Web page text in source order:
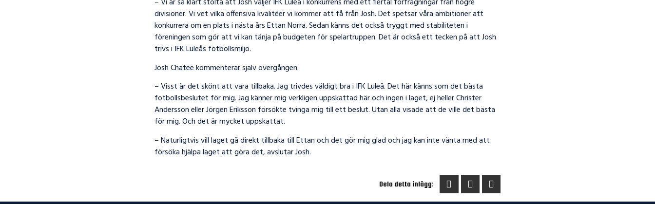
– Vi är så klart stolta att Josh väljer IFK Luleå i konkurrens med ett flertal förfrågningar från högre
divisioner. Vi vet vilka offensiva kvalitéer vi kommer att få från Josh. Det spetsar våra ambitioner att
konkurrera om en plats i nästa års Ettan Norra. Sedan känns det också tryggt med stabiliteten i
föreningen som gör att vi kan tänja på budgeten för spelartruppen. Det är också ett tecken på att Josh
trivs i IFK Luleås fotbollsmiljö.
Josh Chatee kommenterar själv övergången.
– Visst är det skönt att vara tillbaka. Jag trivdes väldigt bra i IFK Luleå. Det här känns som det bästa
fotbollsbeslutet för mig. Jag känner mig verkligen uppskattad här och ingen i laget, ej heller Christer
Andersson eller Jörgen Eriksson försökte tvinga mig till ett beslut. Utan alla visade att de ville det bästa
för mig. Och det är mycket uppskattat.
– Naturligtvis vill laget gå direkt tillbaka till Ettan och det gör mig glad och jag kan inte vänta med att
försöka hjälpa laget att göra det, avslutar Josh.
Dela detta inlägg: